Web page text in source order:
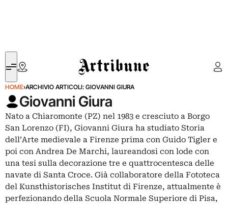
Artribune
HOME›ARCHIVIO ARTICOLI: GIOVANNI GIURA
Giovanni Giura
Nato a Chiaromonte (PZ) nel 1983 e cresciuto a Borgo
San Lorenzo (FI), Giovanni Giura ha studiato Storia
dell’Arte medievale a Firenze prima con Guido Tigler e
poi con Andrea De Marchi, laureandosi con lode con
una tesi sulla decorazione tre e quattrocentesca delle
navate di Santa Croce. Già collaboratore della Fototeca
del Kunsthistorisches Institut di Firenze, attualmente è
perfezionando della Scuola Normale Superiore di Pisa,